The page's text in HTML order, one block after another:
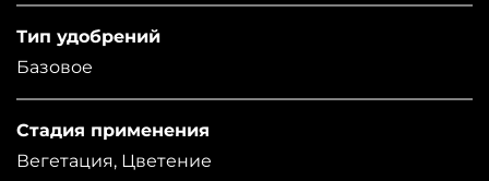
Тип удобрений
Базовое
Стадия применения
Вегетация, Цветение